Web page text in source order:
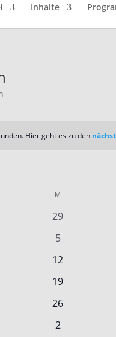
Inhalte
Hier geht es zu den
M
0
29
0
5
0
12
0
19
0
26
0
2